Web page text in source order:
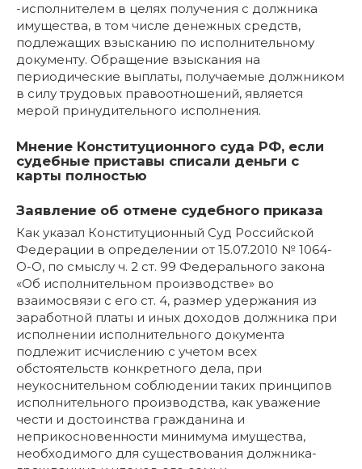
-исполнителем в целях получения с должника
имущества, в том числе денежных средств,
подлежащих взысканию по исполнительному
документу. Обращение взыскания на
периодические выплаты, получаемые должником
в силу трудовых правоотношений, является
мерой принудительного исполнения.
Мнение Конституционного суда РФ, если
судебные приставы списали деньги с
карты полностью
Заявление об отмене судебного приказа
Как указал Конституционный Суд Российской
Федерации в определении от 15.07.2010 № 1064-
О-О, по смыслу ч. 2 ст. 99 Федерального закона
«Об исполнительном производстве» во
взаимосвязи с его ст. 4, размер удержания из
заработной платы и иных доходов должника при
исполнении исполнительного документа
подлежит исчислению с учетом всех
обстоятельств конкретного дела, при
неукоснительном соблюдении таких принципов
исполнительного производства, как уважение
чести и достоинства гражданина и
неприкосновенности минимума имущества,
необходимого для существования должника-